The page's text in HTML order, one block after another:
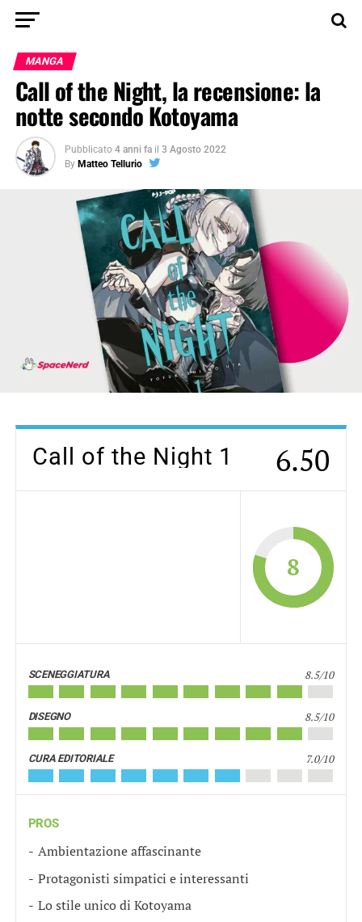
MANGA
Call of the Night, la recensione: la
notte secondo Kotoyama
Pubblicato 4 anni fa il 3 Agosto 2022
By Matteo Tellurio
Call of the Night 1 6.50
8
SCENEGGIATURA 8.5/10
DISEGNO 8.5/10
CURA EDITORIALE 7.0/10
PROS
Ambientazione affascinante
Protagonisti simpatici e interessanti
Lo stile unico di Kotoyama